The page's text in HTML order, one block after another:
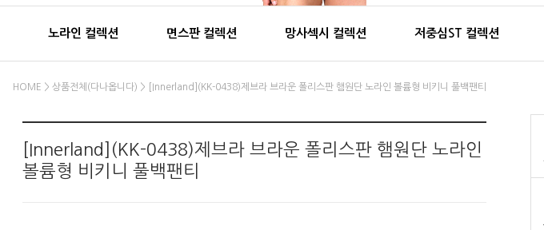
노라인 컬렉션 면스판 컬렉션 망사섹시 컬렉션 저중심ST 컬렉션
HOME > 상품전체(다나옵니다) > [Innerland](KK-0438)제브라 브라운 폴리스판 햄원단 노라인 볼륨형 비키니 풀백팬티
[Innerland](KK-0438)제브라 브라운 폴리스판 햄원단 노라인
볼륨형 비키니 풀백팬티